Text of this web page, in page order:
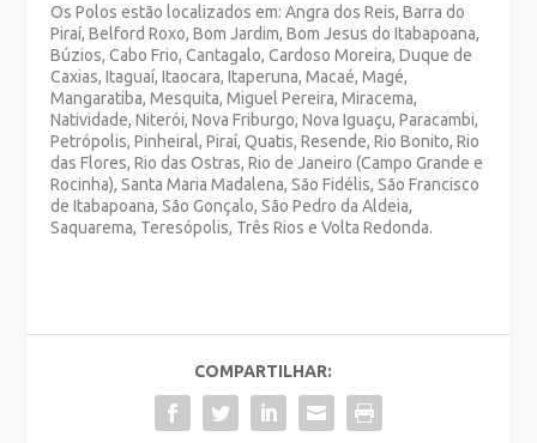
Os Polos estão localizados em: Angra dos Reis, Barra do
Piraí, Belford Roxo, Bom Jardim, Bom Jesus do Itabapoana,
Búzios, Cabo Frio, Cantagalo, Cardoso Moreira, Duque de
Caxias, Itaguaí, Itaocara, Itaperuna, Macaé, Magé,
Mangaratiba, Mesquita, Miguel Pereira, Miracema,
Natividade, Niterói, Nova Friburgo, Nova Iguaçu, Paracambi,
Petrópolis, Pinheiral, Piraí, Quatis, Resende, Rio Bonito, Rio
das Flores, Rio das Ostras, Rio de Janeiro (Campo Grande e
Rocinha), Santa Maria Madalena, São Fidélis, São Francisco
de Itabapoana, São Gonçalo, São Pedro da Aldeia,
Saquarema, Teresópolis, Três Rios e Volta Redonda.
COMPARTILHAR: